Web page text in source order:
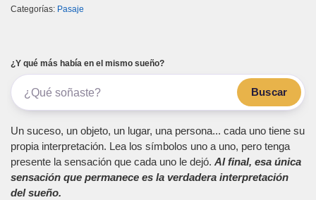
Categorías: Pasaje
¿Y qué más había en el mismo sueño?
Buscar
Un suceso, un objeto, un lugar, una persona... cada uno tiene su
propia interpretación. Lea los símbolos uno a uno, pero tenga
presente la sensación que cada uno le dejó. Al final, esa única
sensación que permanece es la verdadera interpretación
del sueño.